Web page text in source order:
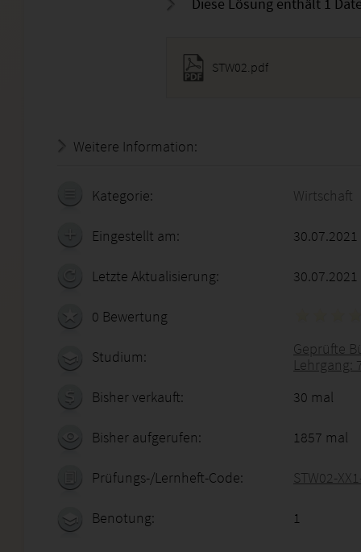
STW02.pdf
Weitere Information:
Kategorie: Wirtschaft
Eingestellt am:
Letzte Aktualisierung: 30.07.2021
0 Bewertung
Studium:
Geprüfte
Lehrgang:
Bisher verkauft:
30 mal
Bisher aufgerufen: 1857 mal
Prüfungs-/Lernheft-Code: STW02-
Benotung: 1